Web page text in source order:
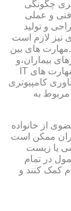
چگونگی
فنی و عملی
و تولید
نیز لازم است
های بین
بیماران،و
همچنین توانایی استفاده از ابتکار عمل و کار تیمی.مهارت های IT
کامپیوتری
مربوط به
از خانواده
ممکن است
یا زیست
در تمام
کمک کنند و